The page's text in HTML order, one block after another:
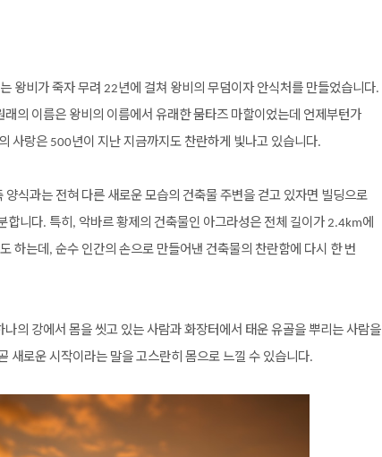
왕비가죽자무려 22년에 걸쳐 왕비의무덤이자안식처를만들었습니다.
래의 이름은왕비의 이름에서유래한뭄타즈마할이었는데 언제부턴가
사랑은 500년이지난지금까지도찬란하게 빛나고있습니다.
양식과는전혀다른새로운모습의 건축물주변을걷고있자면 빌딩으로
합니다. 특히, 악바르황제의 건축물인 아그라성은전체길이가 2.4km에
하는데, 순수인간의손으로만들어낸 건축물의 찬란함에 다시 한번
나의 강에서몸을씻고있는사람과화장터에서 태운유골을뿌리는사람을
새로운시작이라는말을고스란히몸으로느낄수있습니다.